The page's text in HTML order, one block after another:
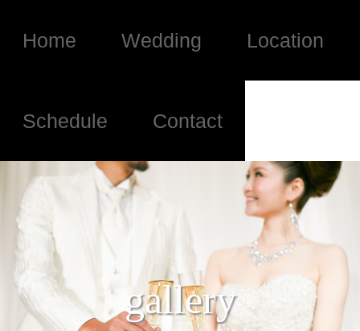
Home Wedding Location
Schedule Contact
gallery